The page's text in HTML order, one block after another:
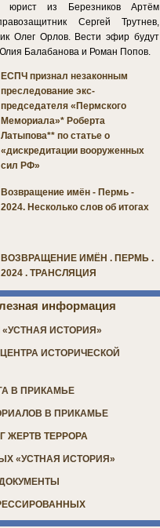
юрист из Березников Артём
Сергей Трутнев,
Олег Орлов. Вести эфир будут
Балабанова и Роман Попов.
ЕСПЧ признал незаконным
преследование экс-
председателя «Пермского
Мемориала»* Роберта
Латыпова** по статье о
«дискредитации вооруженных
сил РФ»
Возвращение имён - Пермь -
2024. Несколько слов об итогах
ВОЗВРАЩЕНИЕ ИМЁН . ПЕРМЬ .
2024 . ТРАНСЛЯЦИЯ
информация
ИСТОРИЯ»
ИСТОРИЧЕСКОЙ
В ПРИКАМЬЕ
В ПРИКАМЬЕ
ЖЕРТВ ТЕРРОРА
«УСТНАЯ ИСТОРИЯ»